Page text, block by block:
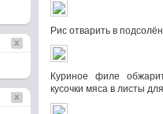
Рис отварить в
Куриное филе
кусочки мяса в листы